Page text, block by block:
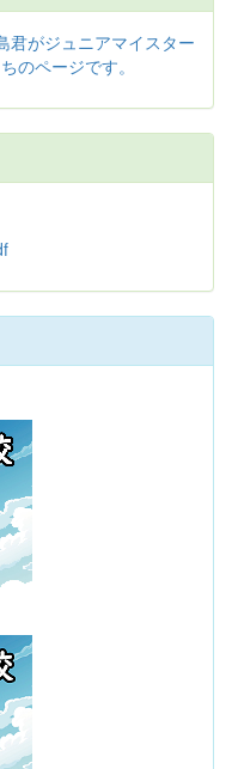
君がジュニアマイスター
のページです。